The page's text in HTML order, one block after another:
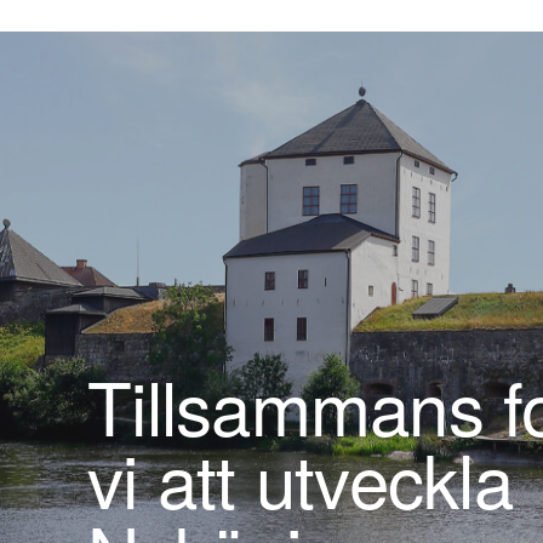
Tillsammans
vi att utveckla